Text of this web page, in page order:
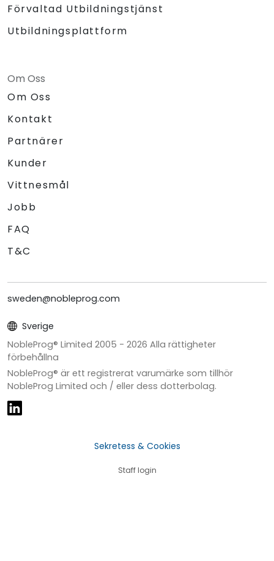
Förvaltad Utbildningstjänst
Utbildningsplattform
Om Oss
Om Oss
Kontakt
Partnärer
Kunder
Vittnesmål
Jobb
FAQ
T&C
sweden@nobleprog.com
Sverige
NobleProg® Limited 2005 - 2026 Alla rättigheter
förbehållna
NobleProg® är ett registrerat varumärke som tillhör
NobleProg Limited och / eller dess dotterbolag.
Sekretess & Cookies
Staff login